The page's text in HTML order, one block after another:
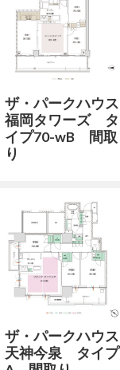
ザ・パークハウス
福岡タワーズ タ
イプ70-wB 間取
り
ザ・パークハウス
天神今泉 タイプ